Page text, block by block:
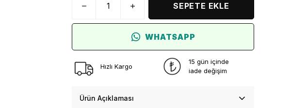
SEPETE EKLE
WHATSAPP
Hızlı Kargo
15 gün içinde
iade değişim
Ürün Açıklaması